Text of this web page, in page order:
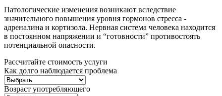
Патологические изменения возникают вследствие
значительного повышения уровня гормонов стресса -
адреналина и кортизола. Нервная система человека находится
в постоянном напряжении и “готовности” противостоять
потенциальной опасности.
Рассчитайте стоимость услуги
Как долго наблюдается проблема
Возраст употребляющего